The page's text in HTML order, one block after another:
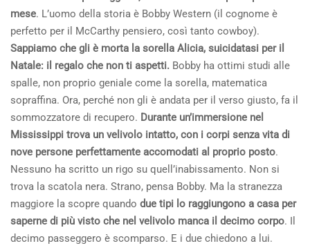
mese. L’uomo della storia è Bobby Western (il cognome è
perfetto per il McCarthy pensiero, così tanto cowboy).
Sappiamo che gli è morta la sorella Alicia, suicidatasi per il
Natale: il regalo che non ti aspetti. Bobby ha ottimi studi alle
spalle, non proprio geniale come la sorella, matematica
sopraffina. Ora, perché non gli è andata per il verso giusto, fa il
sommozzatore di recupero. Durante un’immersione nel
Mississippi trova un velivolo intatto, con i corpi senza vita di
nove persone perfettamente accomodati al proprio posto.
Nessuno ha scritto un rigo su quell’inabissamento. Non si
trova la scatola nera. Strano, pensa Bobby. Ma la stranezza
maggiore la scopre quando due tipi lo raggiungono a casa per
saperne di più visto che nel velivolo manca il decimo corpo. Il
decimo passeggero è scomparso. E i due chiedono a lui.